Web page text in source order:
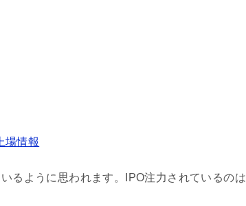
場情報
るように思われます。IPO注力されているのは